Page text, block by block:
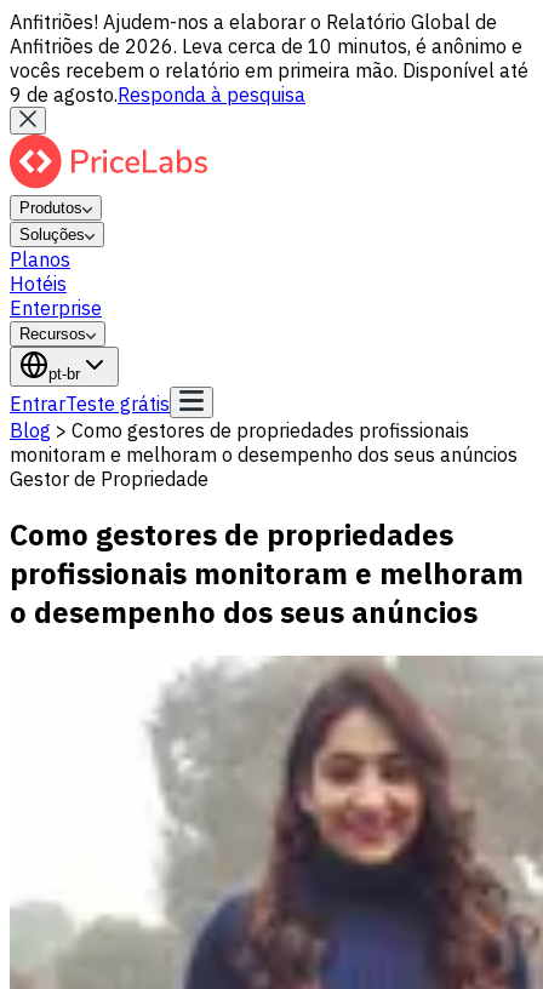
Anfitriões! Ajudem-nos a elaborar o Relatório Global de
Anfitriões de 2026. Leva cerca de 10 minutos, é anônimo e
vocês recebem o relatório em primeira mão. Disponível até
9 de agosto.Responda à pesquisa
Produtos
Soluções
Planos
Hotéis
Enterprise
Recursos
pt-br
EntrarTeste grátis
Blog > Como gestores de propriedades profissionais
monitoram e melhoram o desempenho dos seus anúncios
Gestor de Propriedade
Como gestores de propriedades
profissionais monitoram e melhoram
o desempenho dos seus anúncios